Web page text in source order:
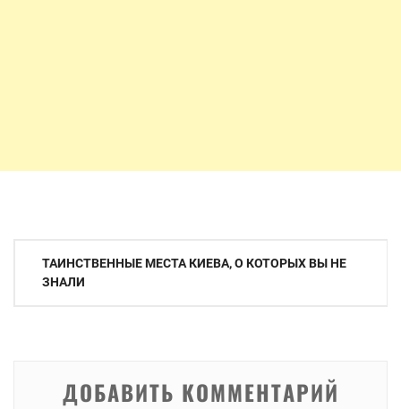
Навигация
ТАИНСТВЕННЫЕ МЕСТА КИЕВА, О КОТОРЫХ ВЫ НЕ
ЗНАЛИ
ДОБАВИТЬ КОММЕНТАРИЙ